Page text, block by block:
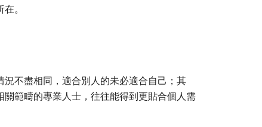
。
不盡相同，適合別人的未必適合自己；其
範疇的專業人士，往往能得到更貼合個人需